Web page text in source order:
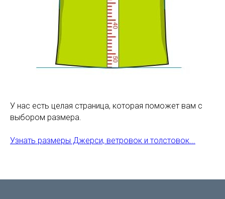
У нас есть целая страница, которая поможет вам с
выбором размера.
Узнать размеры Джерси, ветровок и толстовок...